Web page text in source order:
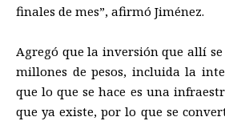
finales de mes”, afirmó Jiménez.
Agregó que la inversión que allí se
millones de pesos, incluida la
quelo que se hace es una
que ya existe, por lo que se